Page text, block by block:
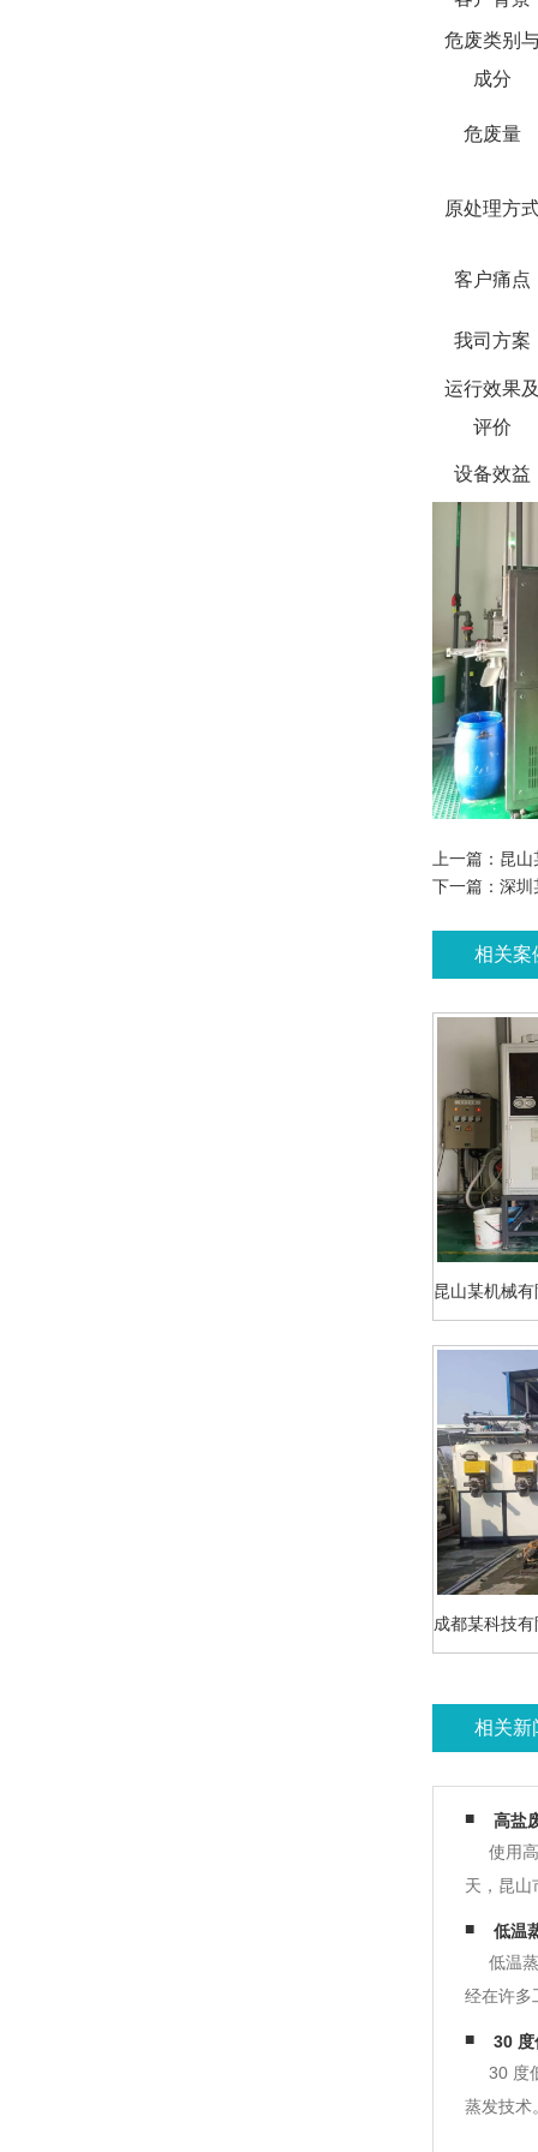
危废类别
成分
危废量
原处理方
客户痛点
我司方案
运行效果
评价
设备效益
上一篇： 昆山
下一篇： 深圳
相关案
昆山某机械
成都某科技
相关新
高盐
使用
天，昆山
离子反
洗完成
低温
低温
经在许多
备的工
结晶系
30 度
30 度
蒸发技术